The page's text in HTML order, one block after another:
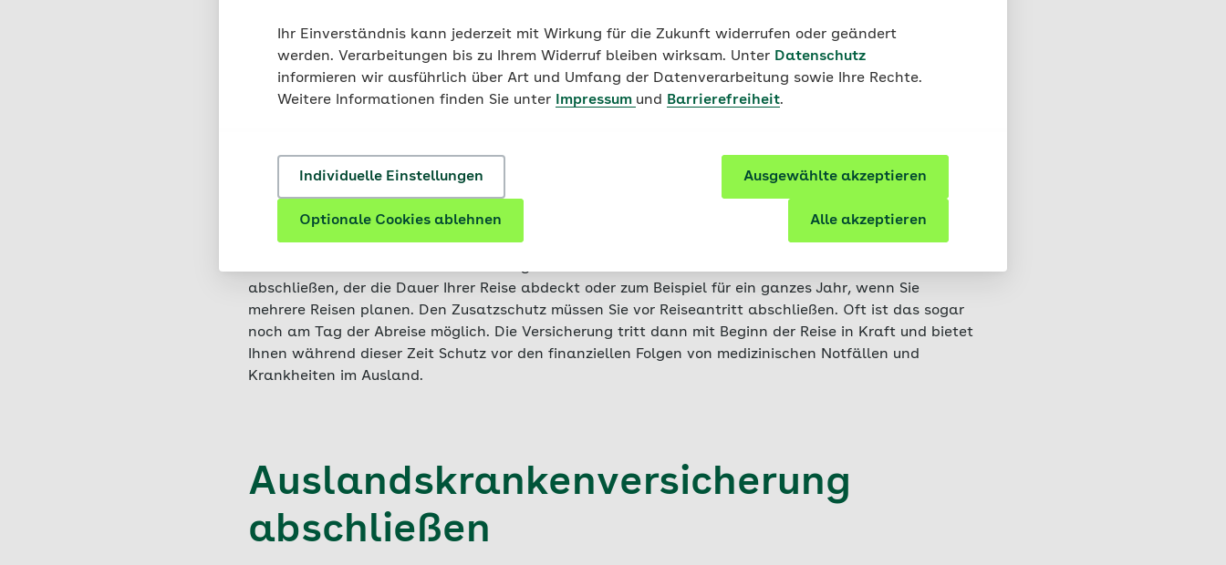
Ihr Einverständnis kann jederzeit mit Wirkung für die Zukunft widerrufen oder geändert
werden. Verarbeitungen bis zu Ihrem Widerruf bleiben wirksam. Unter Datenschutz
informieren wir ausführlich über Art und Umfang der Datenverarbeitung sowie Ihre Rechte.
Weitere Informationen finden Sie unter
Impressum und Barrierefreiheit.
Individuelle Einstellungen Ausgewählte akzeptieren
Optionale Cookies ablehnen Alle akzeptieren
Individuell anpassbar: Passgenauer Versicherungsschutz für kurze oder lange Reise, für die
ganze Familie oder speziell für junge Leute.
So funktioniert die
Auslandskrankenversicherung
abschließen, der die Dauer Ihrer Reise abdeckt oder zum Beispiel für ein ganzes Jahr, wenn Sie
mehrere Reisen planen. Den Zusatzschutz müssen Sie vor Reiseantritt abschließen. Oft ist das sogar
noch am Tag der Abreise möglich. Die Versicherung tritt dann mit Beginn der Reise in Kraft und bietet
Ihnen während dieser Zeit Schutz vor den finanziellen Folgen von medizinischen Notfällen und
Krankheiten im Ausland.
Auslandskrankenversicherung
abschließen